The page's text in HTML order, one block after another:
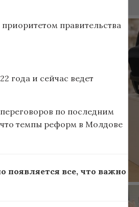
правительства
года и сейчас ведет
по последним
что темпы реформ в Молдове
появляется все, что важно